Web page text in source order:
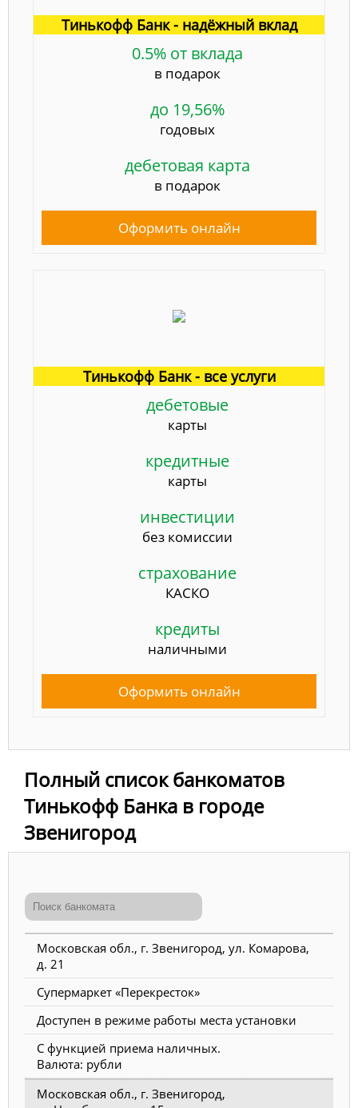
Тинькофф Банк - надёжный вклад
0.5% от вклада
в подарок
до 19,56%
годовых
дебетовая карта
в подарок
Оформить онлайн
Тинькофф Банк - все услуги
дебетовые
карты
кредитные
карты
инвестиции
без комиссии
страхование
КАСКО
кредиты
наличными
Оформить онлайн
Полный список банкоматов
Тинькофф Банка в городе
Звенигород
Московская обл., г. Звенигород, ул. Комарова,
д. 21
Супермаркет «Перекресток»
Доступен в режиме работы места установки
С функцией приема наличных.
Валюта: рубли
Московская обл., г. Звенигород,